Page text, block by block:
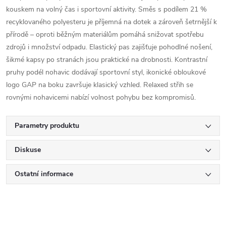
kouskem na volný čas i sportovní aktivity. Směs s podílem 21 %
recyklovaného polyesteru je příjemná na dotek a zároveň šetrnější k
přírodě – oproti běžným materiálům pomáhá snižovat spotřebu
zdrojů i množství odpadu. Elastický pas zajišťuje pohodlné nošení,
šikmé kapsy po stranách jsou praktické na drobnosti. Kontrastní
pruhy podél nohavic dodávají sportovní styl, ikonické obloukové
logo GAP na boku završuje klasický vzhled. Relaxed střih se
rovnými nohavicemi nabízí volnost pohybu bez kompromisů.
Parametry produktu
Diskuse
Ostatní informace